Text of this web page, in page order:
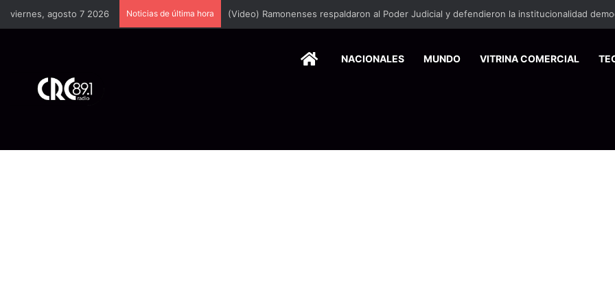
viernes, agosto 7 2026 Noticias de última hora
HOMENACIONALES MUNDO VITRINA COMERCIAL